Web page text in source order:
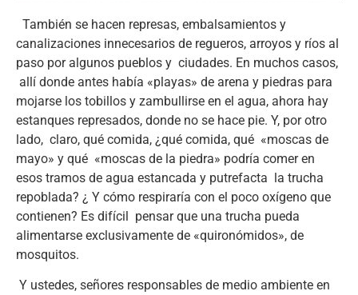
También se hacen represas, embalsamientos y
canalizaciones innecesarios de regueros, arroyos y ríos al
paso por algunos pueblos y ciudades. En muchos casos,
allí donde antes había «playas» de arena y piedras para
mojarse los tobillos y zambullirse en el agua, ahora hay
estanques represados, donde no se hace pie. Y, por otro
lado, claro, qué comida, ¿qué comida, qué «moscas de
mayo» y qué «moscas de la piedra» podría comer en
esos tramos de agua estancada y putrefacta la trucha
repoblada? ¿ Y cómo respiraría con el poco oxígeno que
contienen? Es difícil pensar que una trucha pueda
alimentarse exclusivamente de «quironómidos», de
mosquitos.
Y ustedes, señores responsables de medio ambiente en